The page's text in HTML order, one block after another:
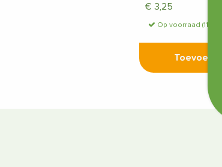
€ 3,25
Op voorraad (119 st)
Toevoegen